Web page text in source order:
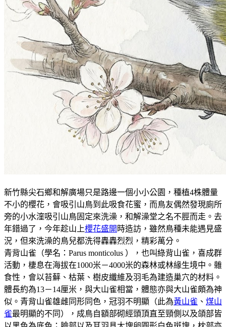
新竹縣尖石鄉和解廣場只是路邊一個小小公園，種植4株體量
不小的櫻花，會吸引山鳥到此吸食花蜜，而鳥友偶然發現廁所
旁的小水漥吸引山鳥固定來洗澡，和解澡堂之名不脛而走。去
年錯過了，今年趁山上櫻花盛開 時造訪，雖然鳥種未能遇見盛
況，但來洗澡的鳥兒都洗得轟轟烈烈，精彩萬分。
青背山雀（學名：Parus monticolus ），也叫綠背山雀，喜成群
活動，棲息在海拔在1000米－4000米的森林或林緣生境中。雜
食性，會以苔蘚、枯葉、樹皮纖維及羽毛為建造巢穴的材料。
體長約為13－14厘米，與大山雀相當，體態亦與大山雀頗為神
似。青背山雀雄雌同形同色，冠羽不明顯（此為黃山雀 、 煤山
雀最明顯的不同），成鳥自額部砌經頭頂直至頸側以及頜部皆